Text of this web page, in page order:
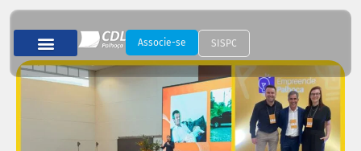
Associe-se SISPC